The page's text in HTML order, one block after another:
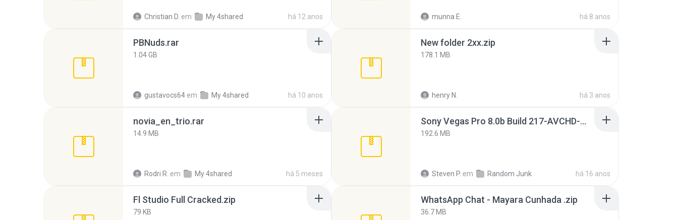
Christian D. em My 4shared há 12 anos munna E. há 8 anos
PBNuds.rar
1.04 GB
gustavocs64 em My 4shared há 10 anos
New folder 2xx.zip
178.1 MB
henry N. há 3 anos
novia_en_trio.rar
14.9 MB
Rodri R. em My 4shared há 5 meses
Sony Vegas Pro 8.0b Build 217-AVCHD-MPG-AC3 FIXED.7z
192.6 MB
Steven P. em Random Junk há 16 anos
Fl Studio Full Cracked.zip
79 KB
WhatsApp Chat - Mayara Cunhada .zip
36.7 MB